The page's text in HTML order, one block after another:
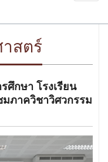
สตร์
ศึกษา โรงเรียน
ภาควิชาวิศวกรรม